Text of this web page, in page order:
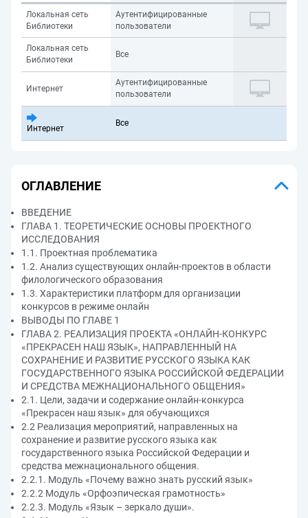
Локальная сеть
Библиотеки
Аутентифицированные
пользователи
Локальная сеть
Библиотеки
Все
Интернет
Аутентифицированные
пользователи
Интернет
Все
ОГЛАВЛЕНИЕ
ВВЕДЕНИЕ
ГЛАВА 1. ТЕОРЕТИЧЕСКИЕ ОСНОВЫ ПРОЕКТНОГО
ИССЛЕДОВАНИЯ
1.1. Проектная проблематика
1.2. Анализ существующих онлайн-проектов в области
филологического образования
1.3. Характеристики платформ для организации
конкурсов в режиме онлайн
ВЫВОДЫ ПО ГЛАВЕ 1
ГЛАВА 2. РЕАЛИЗАЦИЯ ПРОЕКТА «ОНЛАЙН-КОНКУРС
«ПРЕКРАСЕН НАШ ЯЗЫК», НАПРАВЛЕННЫЙ НА
СОХРАНЕНИЕ И РАЗВИТИЕ РУССКОГО ЯЗЫКА КАК
ГОСУДАРСТВЕННОГО ЯЗЫКА РОССИЙСКОЙ ФЕДЕРАЦИИ
И СРЕДСТВА МЕЖНАЦИОНАЛЬНОГО ОБЩЕНИЯ»
2.1. Цели, задачи и содержание онлайн-конкурса
«Прекрасен наш язык» для обучающихся
2.2 Реализация мероприятий, направленных на
сохранение и развитие русского языка как
государственного языка Российской Федерации и
средства межнационального общения.
2.2.1. Модуль «Почему важно знать русский язык»
2.2.2 Модуль «Орфоэпическая грамотность»
2.2.3. Модуль «Язык – зеркало души».